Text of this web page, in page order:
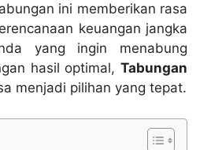
ini memberikan rasa
keuangan jangka
yang ingin menabung
hasil optimal, Tabungan
menjadi pilihan yang tepat.